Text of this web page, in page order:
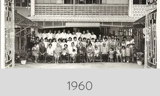
1960